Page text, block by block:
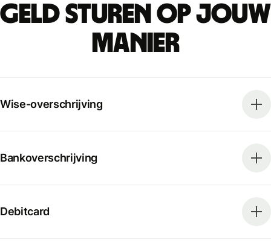
Geld sturen op jouw
manier
Wise-overschrijving
Bankoverschrijving
Debitcard